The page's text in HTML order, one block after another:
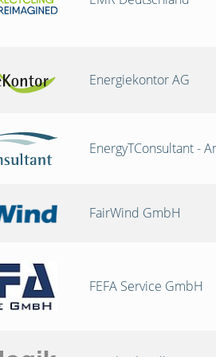
Energiekontor AG
EnergyTConsultant -
FairWind GmbH
FEFA Service GmbH